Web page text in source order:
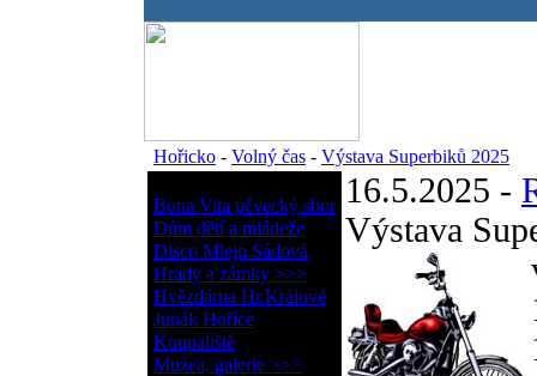
Hořicko - Volný čas - Výstava Superbiků 2025
Bona Vita pěvecký sbor
Dům dětí a mládeže
Disco Mlejn Sádová
Hrady a zámky >>>
Hvězdárna Hr.Králové
Junák Hořice
Koupaliště
Muzea, galerie >>>
16.5.2025 -
Výstava